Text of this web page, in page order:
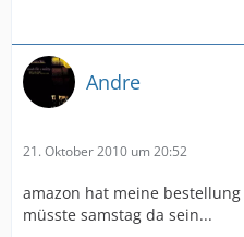
Andre
21. Oktober 2010 um 20:52
amazon hat meine
müsste samstag da sein...